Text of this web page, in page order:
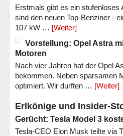
Erstmals gibt es ein stufenloses
sind den neuen Top-Benziner -
107 kW … [Weiter]
Vorstellung: Opel Astra
Motoren
Nach vier Jahren hat der Opel
bekommen. Neben sparsamen
optimiert. Wir durften … [Weiter]
Erlkönige und Insider-
Gerücht: Tesla Model 3
Tesla-CEO Elon Musk teilte via